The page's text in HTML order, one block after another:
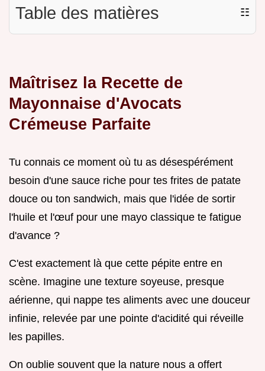
Table des matières ☷
Maîtrisez la Recette de
Mayonnaise d'Avocats
Crémeuse Parfaite
Tu connais ce moment où tu as désespérément
besoin d'une sauce riche pour tes frites de patate
douce ou ton sandwich, mais que l'idée de sortir
l'huile et l'œuf pour une mayo classique te fatigue
d'avance ?
C'est exactement là que cette pépite entre en
scène. Imagine une texture soyeuse, presque
aérienne, qui nappe tes aliments avec une douceur
infinie, relevée par une pointe d'acidité qui réveille
les papilles.
On oublie souvent que la nature nous a offert